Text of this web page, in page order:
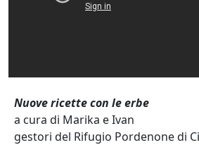
Nuove ricette con le erbe
a cura di Marika e Ivan
gestori del Rifugio Pordenone di